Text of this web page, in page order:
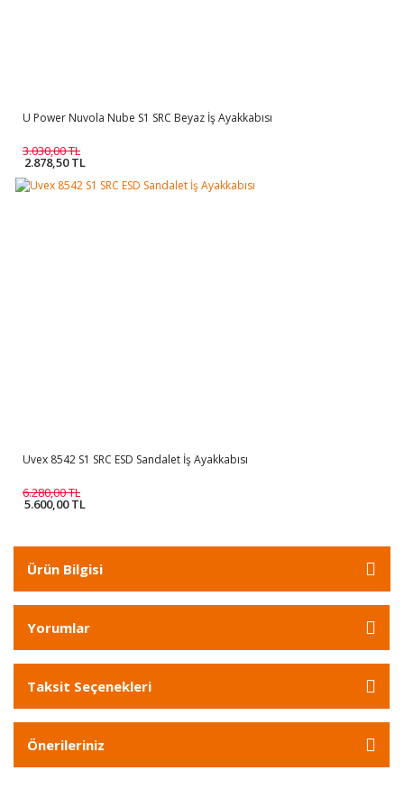
U Power Nuvola Nube S1 SRC Beyaz İş Ayakkabısı
3.030,00 TL
2.878,50 TL
Uvex 8542 S1 SRC ESD Sandalet İş Ayakkabısı
6.280,00 TL
5.600,00 TL
Ürün Bilgisi
Yorumlar
Taksit Seçenekleri
Önerileriniz